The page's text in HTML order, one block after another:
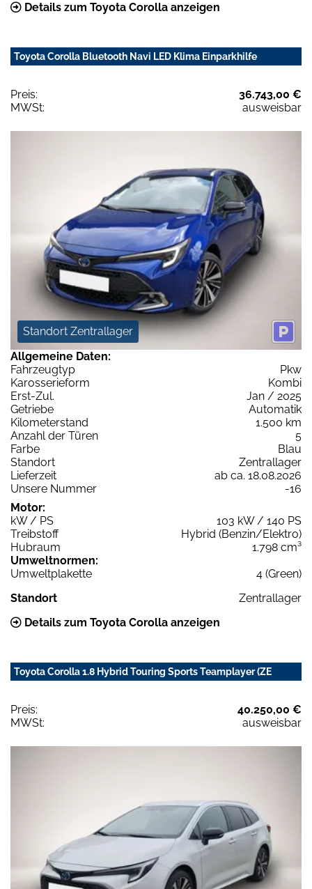
Details zum Toyota Corolla anzeigen
Toyota Corolla Bluetooth Navi LED Klima Einparkhilfe
Preis:
36.743,00 €
MWSt:
ausweisbar
Standort Zentrallager
Allgemeine Daten:
Fahrzeugtyp
Pkw
Karosserieform
Kombi
Erst-Zul.
Jan / 2025
Getriebe
Automatik
Kilometerstand
1.500 km
Anzahl der Türen
5
Farbe
Blau
Standort
Zentrallager
Lieferzeit
ab ca. 18.08.2026
Unsere Nummer
-16
Motor:
kW / PS
103 kW / 140 PS
Treibstoff
Hybrid (Benzin/Elektro)
Hubraum
1.798 cm³
Umweltnormen:
Umweltplakette
4 (Green)
Standort
Zentrallager
Details zum Toyota Corolla anzeigen
Toyota Corolla 1.8 Hybrid Touring Sports Teamplayer (ZE
Preis:
40.250,00 €
MWSt:
ausweisbar